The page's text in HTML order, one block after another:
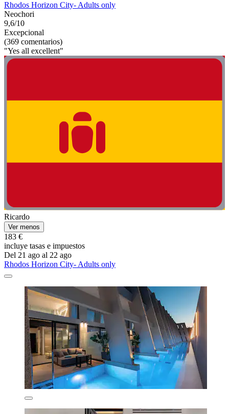
Rhodos Horizon City- Adults only
Neochori
9,6/10
Excepcional
(369 comentarios)
"Yes all excellent"
Ricardo
Ver menos
183 €
incluye tasas e impuestos
Del 21 ago al 22 ago
Rhodos Horizon City- Adults only